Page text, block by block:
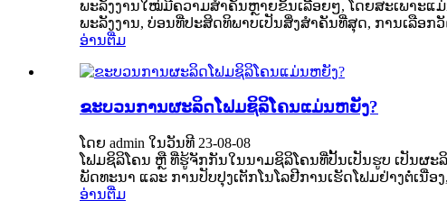
ພະລັງງານໃໝ່ມີຄວາມສຳຄັນຫຼາຍຂຶ້ນເລື້ອຍໆ, ໂດຍສະເພາະແ
ພະລັງງານ, ບ່ອນທີ່ປະສິດທິພາບເປັນສິ່ງສຳຄັນທີ່ສຸດ, ການເລືອ
ອ່ານຕື່ມ
ຂະບວນການຜະລິດໂຟມຊິລິໂຄນແມ່ນຫຍັງ?
ໂດຍ admin ໃນວັນທີ 23-08-08
ໂຟມຊິລິໂຄນ ຫຼື ທີ່ຮູ້ຈັກກັນໃນນາມຊິລິໂຄນທີ່ປັ້ນເປັນຮູບ ເປັນຜະ
ພັດທະນາ ແລະ ການປັບປຸງເຕັກໂນໂລຢີການເຮັດໂຟມຢ່າງຕໍ່ເນື່
ອ່ານຕື່ມ